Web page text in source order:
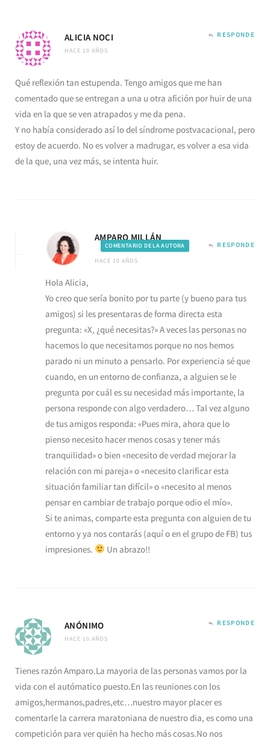
ALICIA NOCI
HACE 10 AÑOS
RESPONDE
Qué reflexión tan estupenda. Tengo amigos que me han
comentado que se entregan a una u otra afición por huir de una
vida en la que se ven atrapados y me da pena.
Y no había considerado así lo del síndrome postvacacional, pero
estoy de acuerdo. No es volver a madrugar, es volver a esa vida
de la que, una vez más, se intenta huir.
AMPARO MILLÁN
COMENTARIO DE LA AUTORA
HACE 10 AÑOS
RESPONDE
Hola Alicia,
Yo creo que sería bonito por tu parte (y bueno para tus
amigos) si les presentaras de forma directa esta
pregunta: «X, ¿qué necesitas?» A veces las personas no
hacemos lo que necesitamos porque no nos hemos
parado ni un minuto a pensarlo. Por experiencia sé que
cuando, en un entorno de confianza, a alguien se le
pregunta por cuál es su necesidad más importante, la
persona responde con algo verdadero… Tal vez alguno
de tus amigos responda: «Pues mira, ahora que lo
pienso necesito hacer menos cosas y tener más
tranquilidad» o bien «necesito de verdad mejorar la
relación con mi pareja» o «necesito clarificar esta
situación familiar tan difícil» o «necesito al menos
pensar en cambiar de trabajo porque odio el mío».
Si te animas, comparte esta pregunta con alguien de tu
entorno y ya nos contarás (aquí o en el grupo de FB) tus
impresiones.
Un abrazo!!
ANÓNIMO
HACE 10 AÑOS
RESPONDE
Tienes razón Amparo.La mayoria de las personas vamos por la
vida con el autómatico puesto.En las reuniones con los
amigos,hermanos,padres,etc…nuestro mayor placer es
comentarle la carrera maratoniana de nuestro dia, es como una
competición para ver quién ha hecho más cosas.No nos